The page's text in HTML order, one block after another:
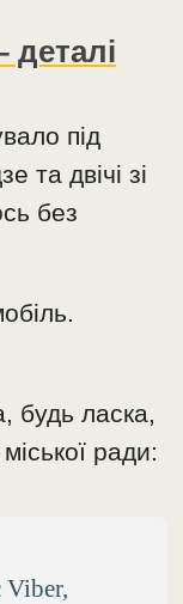
деталі
під
та двічі зі
без
будь ласка,
ради:
Viber,